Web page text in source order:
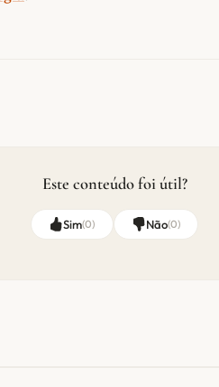
Este conteúdo foi útil?
Sim(0) Não(0)